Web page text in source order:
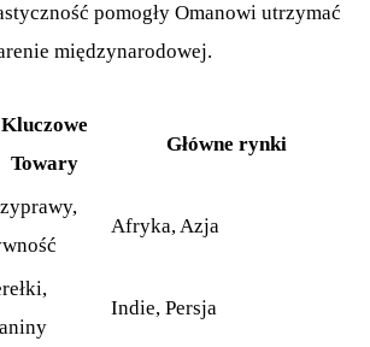
pomogły Omanowi utrzymać
międzynarodowej.
Kluczowe
Towary
Główne rynki
Afryka, Azja
Indie, Persja